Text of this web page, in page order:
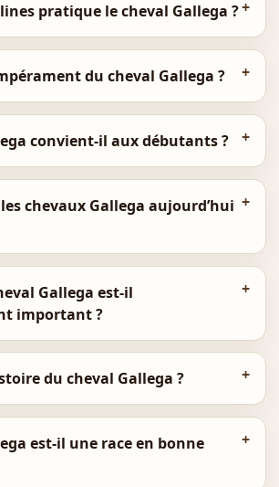
pratique le cheval Gallega ?
du cheval Gallega ?
convient-il aux débutants ?
chevaux Gallega aujourd’hui
Gallega est-il
important ?
du cheval Gallega ?
est-il une race en bonne